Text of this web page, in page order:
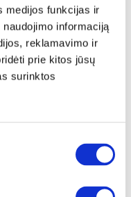
medijos funkcijas ir
informaciją
reklamavimo ir
prie kitos jūsų
surinktos
02/Angel-2745)